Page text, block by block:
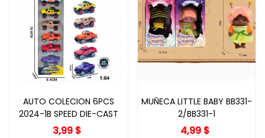
AUTO COLECION 6PCS
2024-1B SPEED DIE-CAST
3,99 $
MUÑECA LITTLE BABY BB331-
2/BB331-1
4,99 $